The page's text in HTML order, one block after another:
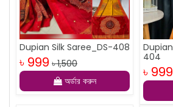
Dupian Silk Saree_DS-408
৳ 999 ৳ 1,500
অর্ডার করুন
404
৳ 999